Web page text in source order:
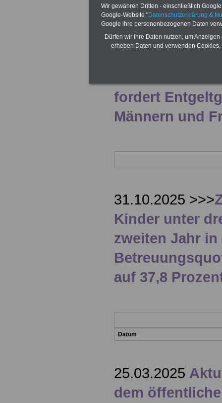
fordert
Männern und
31.10.2025 >>>
Kinder unter
zweiten Jahr in
auf 37,8
Datum
25.03.2025
dem
Wir gewähren Dritten - einschließlich
Google-Website "Datenschutzerklärung &
Google ihre personenbezogenen Daten
Dürfen wir Ihre Daten nutzen, um
erheben Daten und verwenden